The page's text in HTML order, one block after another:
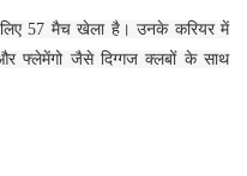
लिए 57 मैच खेला है। उनके करियर में
फ्लेमेंगो जैसे दिग्गज क्लबों के साथ